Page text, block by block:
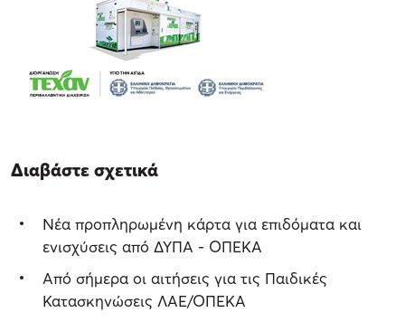
Διαβάστε σχετικά
Νέα προπληρωμένη κάρτα για επιδόματα και
ενισχύσεις από ΔΥΠΑ - ΟΠΕΚΑ
Από σήμερα οι αιτήσεις για τις Παιδικές
Κατασκηνώσεις ΛΑΕ/ΟΠΕΚΑ